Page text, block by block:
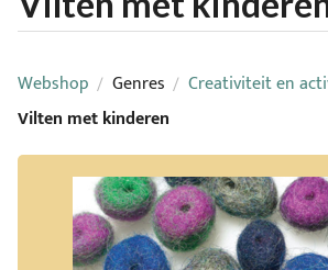
Webshop / Genres / Creativiteit en
Vilten met kinderen